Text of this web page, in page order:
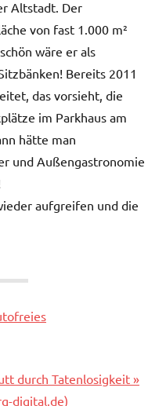
Altstadt. Der
von fast 1.000 m²
wäre er als
Bereits 2011
das vorsieht, die
im Parkhaus am
hätte man
und Außengastronomie
aufgreifen und die
durch Tatenlosigkeit »
digital.de)